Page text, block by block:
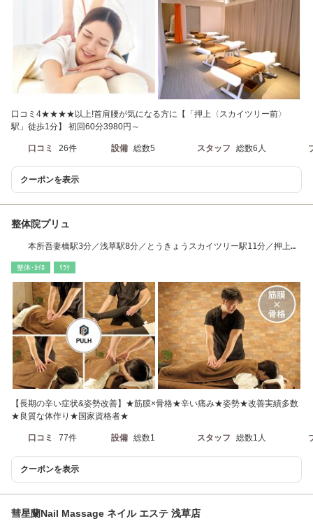
口コミ4★★★★以上!首肩腰が気になる方に【「押上〈スカイツリー前〉
駅」徒歩1分】 初回60分3980円～
口コミ 26件 設備 総数5 スタッフ 総数6人
クーポンを表示
整体院プリュ
本所吾妻橋駅3分／浅草駅8分／とうきょうスカイツリー駅11分／押上駅
整体･ｶｲﾛ ﾘﾗｸ
【長期の辛い症状&姿勢改善】★筋膜×骨格★辛い痛み★姿勢★改善実績多数
★良質な体作り★国家資格者★
口コミ 77件 設備 総数1 スタッフ 総数1人
クーポンを表示
彗星蘭Nail Massage ネイル エステ 浅草店